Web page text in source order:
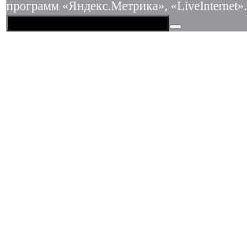
программ «Яндекс.Метрика», «LiveInternet».